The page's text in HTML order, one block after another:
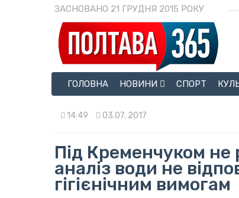
ЗАСНОВАНО 21 ГРУДНЯ 2015 РОКУ
ГОЛОВНА
НОВИНИ СПОРТ
14:49 03.07. 2017
Під Кременчуком не
аналіз води не
гігієнічним вимогам